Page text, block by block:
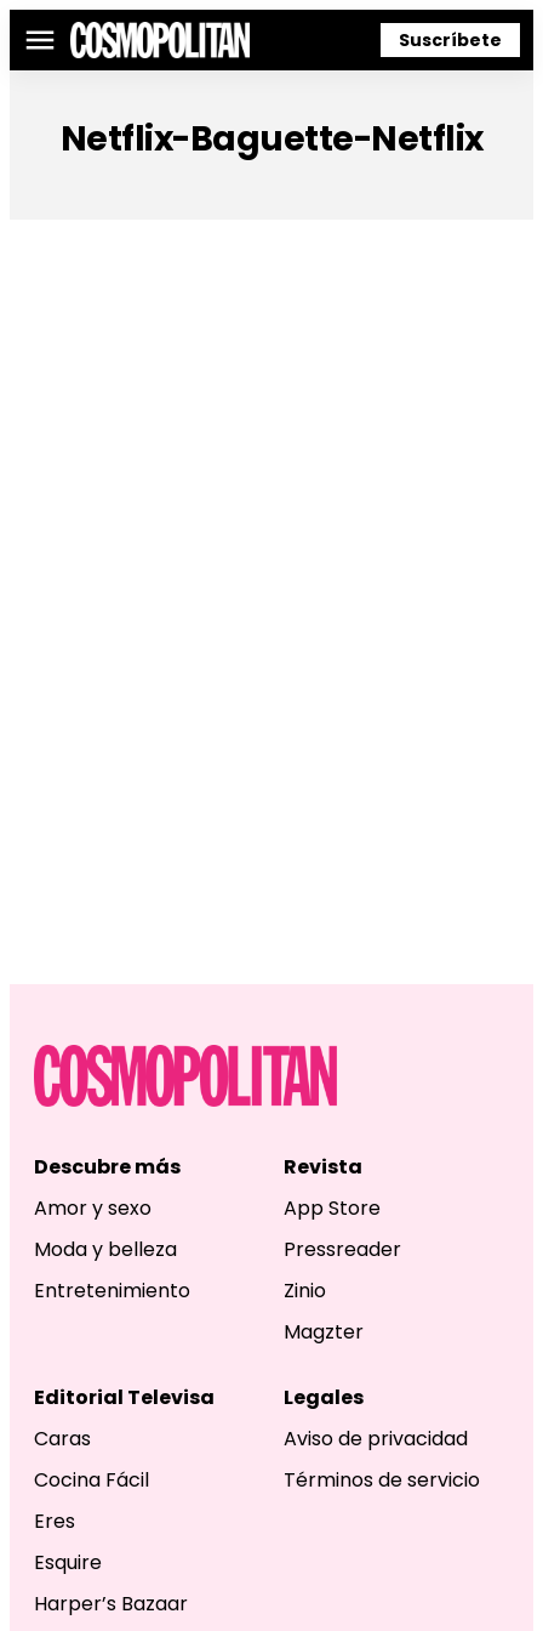
Menú Suscríbete
Netflix-Baguette-Netflix
Descubre más
Amor y sexo
Moda y belleza
Entretenimiento
Revista
App Store
Pressreader
Zinio
Magzter
Editorial Televisa
Caras
Cocina Fácil
Eres
Esquire
Harper’s Bazaar
Legales
Aviso de privacidad
Términos de servicio